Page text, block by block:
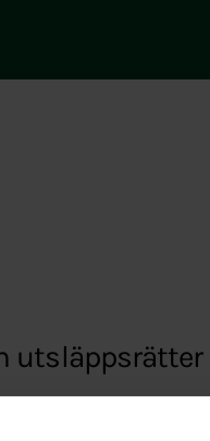
utsläppsrätter